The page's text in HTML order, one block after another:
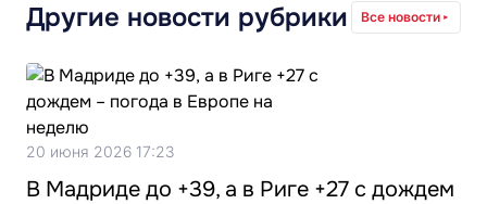
Другие новости рубрики Все новости
20 июня 2026 17:23
В Мадриде до +39, а в Риге +27 с дождем